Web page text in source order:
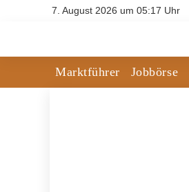
7. August 2026 um 05:17 Uhr
Marktführer Jobbörse